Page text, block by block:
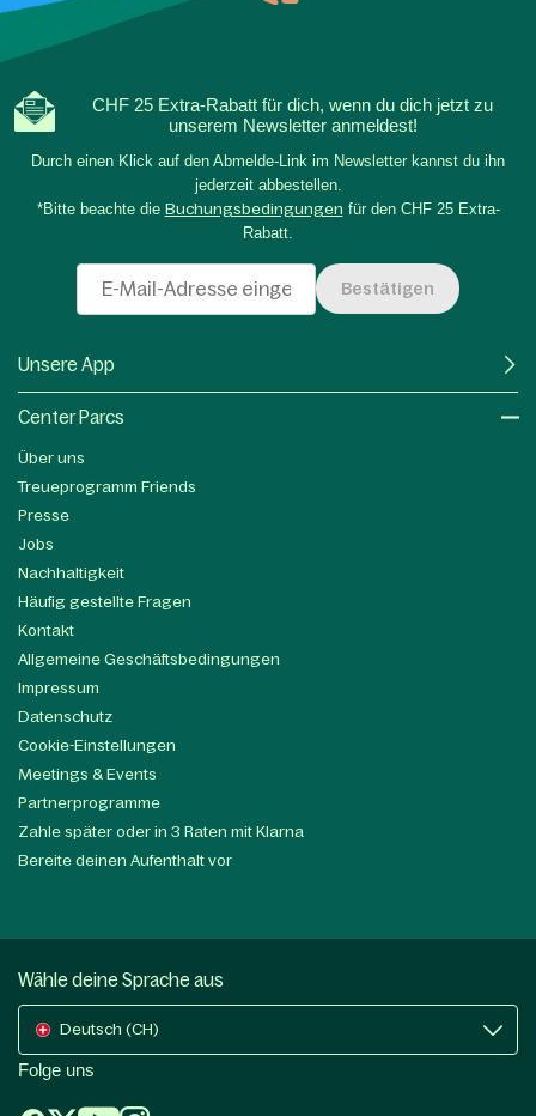
CHF 25 Extra-Rabatt für dich, wenn du dich jetzt zu
unserem Newsletter anmeldest!
Durch einen Klick auf den Abmelde-Link im Newsletter kannst du ihn
jederzeit abbestellen.
*Bitte beachte die Buchungsbedingungen für den CHF 25 Extra-
Rabatt.
Bestätigen
Unsere App
Center Parcs
Über uns
Treueprogramm Friends
Presse
Jobs
Nachhaltigkeit
Häufig gestellte Fragen
Kontakt
Allgemeine Geschäftsbedingungen
Impressum
Datenschutz
Cookie-Einstellungen
Meetings & Events
Partnerprogramme
Zahle später oder in 3 Raten mit Klarna
Bereite deinen Aufenthalt vor
Wähle deine Sprache aus
Deutsch (CH)
Folge uns